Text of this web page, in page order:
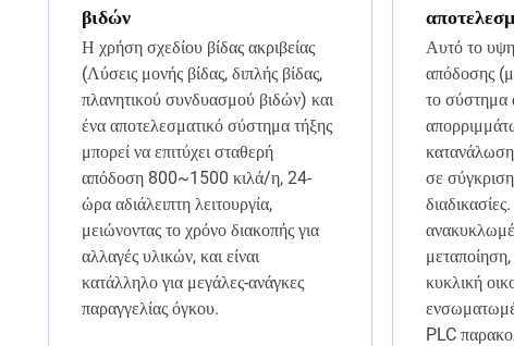
βιδών
Η χρήση σχεδίου βίδας ακριβείας
(Λύσεις μονής βίδας, διπλής βίδας,
πλανητικού συνδυασμού βιδών) και
ένα αποτελεσματικό σύστημα τήξης
μπορεί να επιτύχει σταθερή
απόδοση 800~1500 κιλά/η, 24-
ώρα αδιάλειπτη λειτουργία,
μειώνοντας το χρόνο διακοπής για
αλλαγές υλικών, και είναι
κατάλληλο για μεγάλες-ανάγκες
παραγγελίας όγκου.
Αυτό το
απόδοσης
το σύστημα
σε
κυκλική
PLC